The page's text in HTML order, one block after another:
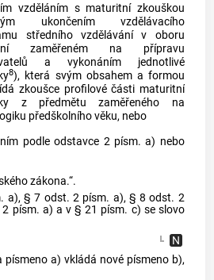
vzděláním s maturitní zkouškou
ukončením vzdělávacího
středního vzdělávání v oboru
zaměřeném na přípravu
a vykonáním jednotlivé
8), která svým obsahem a formou
zkoušce profilové části maturitní
z předmětu zaměřeného na
předškolního věku, nebo
podle odstavce 2 písm. a) nebo
zákona.“.
a), § 7 odst. 2 písm. a), § 8 odst. 2
písm. a) a v § 21 písm. c) se slovo
a) vkládá nové písmeno b),